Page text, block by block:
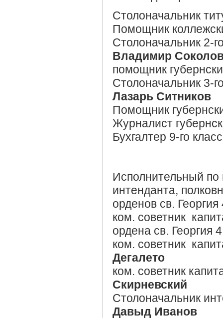
Столоначальник
Помощник
Столоначальник 2-
Владимир
помощник
Столоначальник 3-
Лазарь Ситников
Помощник
Журналист
Бухгалтер 9-го
Исполнительный по
интенданта,
орденов св.
ком. советник
ордена св. Георгия
ком. советник
Дегалето
ком. советник
Скирневский
Столоначальник
Давыд Иванов